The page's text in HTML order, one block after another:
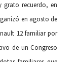
grato recuerdo, en
en agosto de
12 familiar por
de un Congreso